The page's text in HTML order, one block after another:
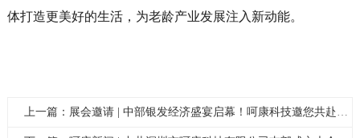
体打造更美好的生活，为老龄产业发展注入新动能。
上一篇：展会邀请 | 中部银发经济盛宴启幕！呵康科技邀您共赴2025中国（武汉）国际银发经济博览会，解锁智慧养老新场景